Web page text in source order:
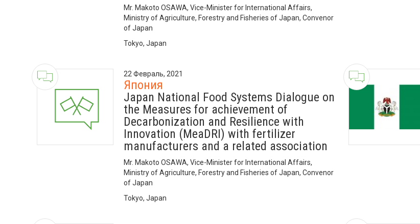
Mr. Makoto OSAWA, Vice-Minister for International Affairs,
Ministry of Agriculture, Forestry and Fisheries of Japan, Convenor
of Japan
Tokyo, Japan
22 Февраль, 2021
Япония
Japan National Food Systems Dialogue on
the Measures for achievement of
Decarbonization and Resilience with
Innovation (MeaDRI) with fertilizer
manufacturers and a related association
Mr. Makoto OSAWA, Vice-Minister for International Affairs,
Ministry of Agriculture, Forestry and Fisheries of Japan, Convenor
of Japan
Tokyo, Japan